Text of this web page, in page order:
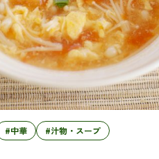
#中華 #汁物・スープ